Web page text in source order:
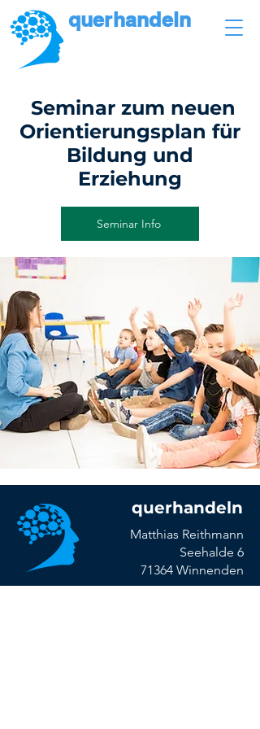
querhandeln
Seminar zum neuen
Orientierungsplan für
Bildung und
Erziehung
Seminar Info
querhandeln
Matthias Reithmann
Seehalde 6
71364 Winnenden